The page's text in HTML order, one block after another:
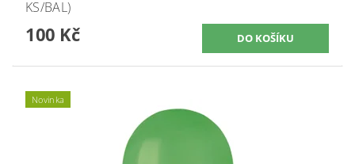
KS/BAL)
100 Kč
Novinka